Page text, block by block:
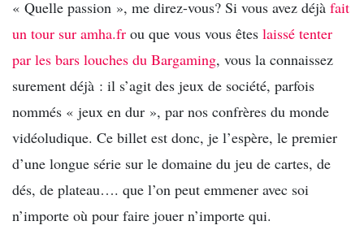
« Quelle passion », me direz-vous? Si vous avez déjà fait
un tour sur amha.fr ou que vous vous êtes laissé tenter
par les bars louches du Bargaming, vous la connaissez
surement déjà : il s’agit des jeux de société, parfois
nommés « jeux en dur », par nos confrères du monde
vidéoludique. Ce billet est donc, je l’espère, le premier
d’une longue série sur le domaine du jeu de cartes, de
dés, de plateau…. que l’on peut emmener avec soi
n’importe où pour faire jouer n’importe qui.